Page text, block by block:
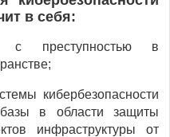
в себя:
с преступностью в
кибербезопасности
в области защиты
инфраструктуры от